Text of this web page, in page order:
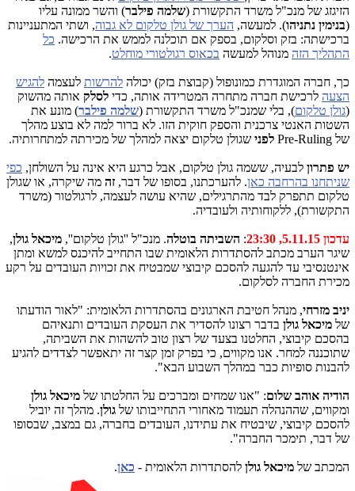
הזיגזג של מנכ"ל משרד התקשורת (שלמה פילבר) והשר ממונה עליו
(בנימין נתניהו). למעשה, הערך של גולן טלקום לא גבוה, ושתי המתעניינות
ברכישתה: בזק וסלקום, בספק אם תוכלנה לממש את הרכישה. כל
התהליך הזה מנוהל למעשה בכאוס רגולטורי מוחלט.
כך, חברה המוגדרת כמונופול (קבוצת בזק) יכולה להרשות לעצמה להגיש
הצעה לרכישת חברה מתחרה המטרידה אותה, כדי לסלק אותה מהשוק
(גולן טלקום), בלי שמנכ"ל משרד התקשורת (שלמה פילבר) מונע את
השטות האנטי צרכנית והספק חוקית הזו. לא ברור למה לא בוצע מהלך
של Pre-Ruling
לפני שגולן טלקום יצאה למהלך של מכירתה למתחרותיה.
יש פתרון לבעיה, ששמה גולן טלקום, אבל כרגע היא אינה על השולחן, כפי
שניתחנו בהרחבה כאן. להערכתנו, בסופו של דבר, זה מה שיקרה, או שגולן
טלקום תתפרק לבד מהתרגילים, שהיא עושה לעצמה, לרגולטור (משרד
התקשורת), ללקוחותיה ולעובדיה.
עדכון 5.11.15, 23:30 : השביתה בוטלה. מנכ"ל ''גולן טלקום'', מיכאל גולן,
שיגר הערב מכתב להסתדרות הלאומית שבו התחייב להיכנס למשא ומתן
אינטנסיבי עד להגעה להסכם קיבוצי שמבטיח את זכויות העובדים על רקע
מכירת החברה לסלקום.
יניב מזרחי, מנהל חטיבת הארגונים בהסתדרות הלאומית: "לאור הודעתו
של מיכאל גולן בדבר רצונו להסדיר את העסקת העובדים ותנאיהם
בהסכם קיבוצי, החלטנו בצעד של רצון טוב להשהות את השביתה,
שתוכננה למחר. אנו מקווים, כי בפרק זמן קצר זה יתאפשר לצדדים להגיע
להבנות סופיות כבר במהלך השבוע הבא".
הודיה אוהב שלום: "אנו שמחים ומברכים על החלטתו של מיכאל גולן
ומקווים, שההנהלה תעמוד מאחורי התחייבותו של גולן. מהלך זה יוביל
להסכם קיבוצי, שיבטיח את עתידנו, העובדים בחברה, גם במצב, שבסופו
של דבר, תימכר החברה".
המכתב של מיכאל גולן להסתדרות הלאומית - כאן.